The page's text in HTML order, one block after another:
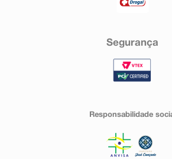
Segurança
Responsabilidade